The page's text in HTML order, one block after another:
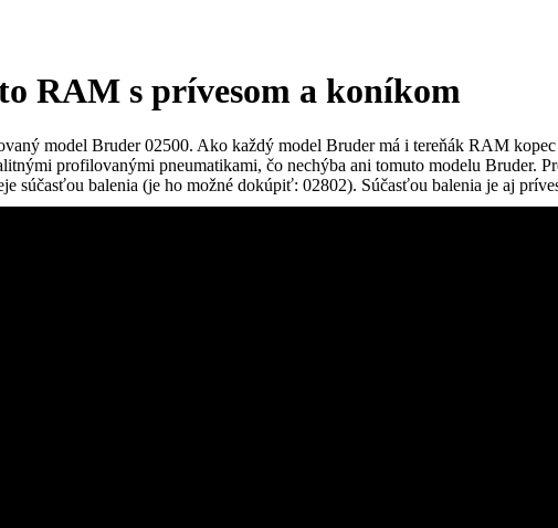
RAM s prívesom a koníkom
model Bruder 02500. Ako každý model Bruder má i tereňák RAM
profilovanými pneumatikami, čo nechýba ani tomuto modelu Bruder.
súčasťou balenia (je ho možné dokúpiť: 02802). Súčasťou balenia je aj